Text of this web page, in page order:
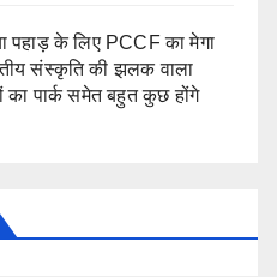
पहाड़ के लिए PCCF का मेगा
संस्कृति की झलक वाला
का पार्क समेत बहुत कुछ होंगे